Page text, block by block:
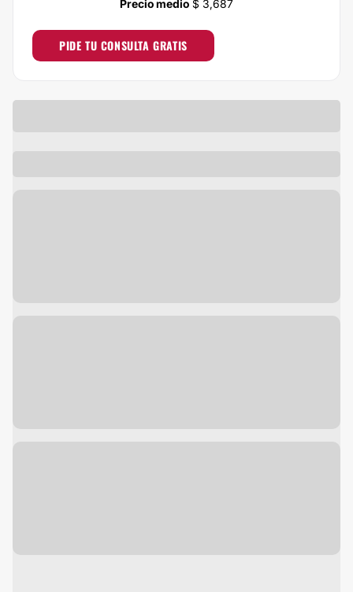
Precio medio $ 3,687
PIDE TU CONSULTA GRATIS